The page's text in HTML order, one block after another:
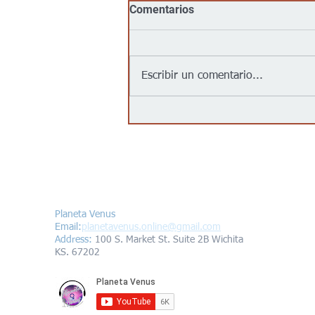
Comentarios
Escribir un comentario...
Planeta Venus
Email:planetavenus.online@gmail.com
Address: 100 S. Market St. Suite 2B Wichita
KS. 67202